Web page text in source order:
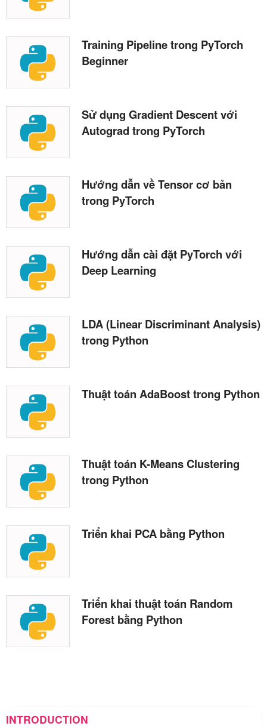
Training Pipeline trong PyTorch
Beginner
Sử dụng Gradient Descent với
Autograd trong PyTorch
Hướng dẫn về Tensor cơ bản
trong PyTorch
Hướng dẫn cài đặt PyTorch với
Deep Learning
LDA (Linear Discriminant Analysis)
trong Python
Thuật toán AdaBoost trong Python
Thuật toán K-Means Clustering
trong Python
Triển khai PCA bằng Python
Triển khai thuật toán Random
Forest bằng Python
INTRODUCTION